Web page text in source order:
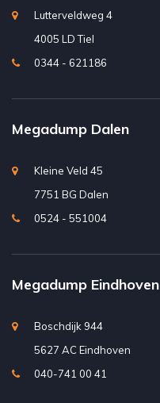
Lutterveldweg 4
4005 LD Tiel
0344 - 621186
Megadump Dalen
Kleine Veld 45
7751 BG Dalen
0524 - 551004
Megadump Eindhoven
Boschdijk 944
5627 AC Eindhoven
040-741 00 41